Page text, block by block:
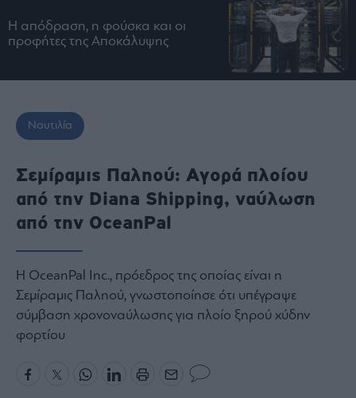
Ειδήσεις
Business
Ναυτιλία
Ενέργεια
Πολιτική
Πολιτισμός
Κοινωνία
Law
Bloomberg
Financial
Times
Η απόδραση, η φούσκα και οι
προφήτες της Αποκάλυψης
Ναυτιλία
Σεμίραμις Παληού: Αγορά πλοίου
από την Diana Shipping, ναύλωση
από την OceanPal
Η OceanPal Inc., πρόεδρος της οποίας είναι η
Σεμίραμις Παληού, γνωστοποίησε ότι υπέγραψε
σύμβαση χρονοναύλωσης για πλοίο ξηρού χύδην
φορτίου